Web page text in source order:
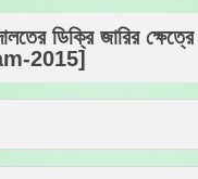
ডিক্রি জারির ক্ষেত্রে
2015]